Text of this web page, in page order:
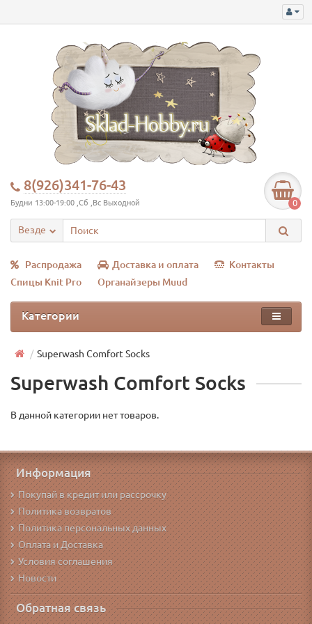
8(926)341-76-43
Будни 13:00-19:00 ,Сб ,Вс Выходной 0
Везде
Распродажа Доставка и оплата
Контакты
Спицы Knit Pro
Органайзеры Muud
Категории
Superwash Comfort Socks
Superwash Comfort Socks
В данной категории нет товаров.
Информация
Покупай в кредит или рассрочку
Политика возвратов
Политика персональных данных
Оплата и Доставка
Условия соглашения
Новости
Обратная связь